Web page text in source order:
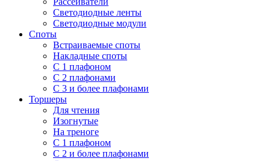
Светодиодные ленты
Светодиодные модули
Споты
Встраиваемые споты
Накладные споты
С 1 плафоном
С 2 плафонами
С 3 и более плафонами
Торшеры
Для чтения
Изогнутые
На треноге
С 1 плафоном
С 2 и более плафонами